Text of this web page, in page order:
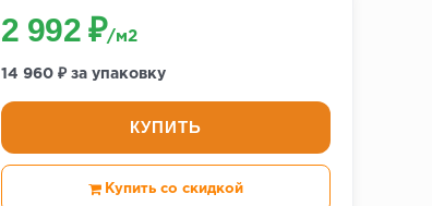
2 992 ₽/м2
14 960 ₽ за упаковку
КУПИТЬ
Купить со скидкой